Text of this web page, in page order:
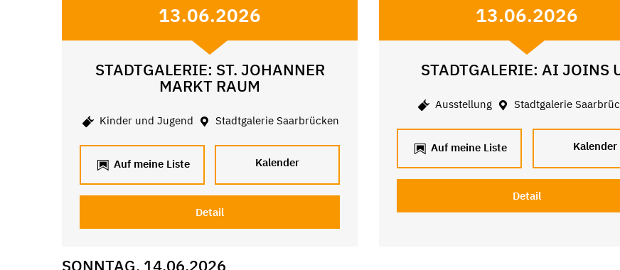
13.06.2026
STADTGALERIE: ST. JOHANNER
MARKT RAUM
Kinder und Jugend Stadtgalerie Saarbrücken
Auf meine Liste Kalender
Detail
13.06.2026
STADTGALERIE: AI JOINS
Ausstellung Stadtgalerie
Auf meine Liste Kalender
Detail
SONNTAG, 14.06.2026